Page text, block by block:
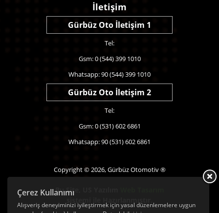
Çerez Kullanımı
Alışveriş deneyiminizi iyileştirmek için yasal düzenlemelere uygun
İletişim
Gürbüz Oto İletişim 1
Tel:
Gsm: 0 (544) 399 1010
Whatsapp: 90 (544) 399 1010
Gürbüz Oto İletişim 2
Tel:
Gsm: 0 (531) 602 6861
Whatsapp: 90 (531) 602 6861
Copyright © 2026, Gürbüz Otomotiv ®
Bu Site,